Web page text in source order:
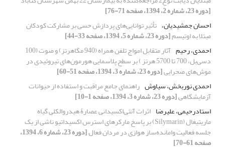
[دوره 23، شماره 2، 1394، صفحه 71-76]
احسان جمشیدیان، تأثیر توانایی‌های پردازش حسی بر مشارکت کودکان
مبتلا به اوتیسم[دوره 23، شماره 5، 1394، صفحه 33-44]
احمدی، رحیم
آثار متقابل امواج تلفن همراه (940 مگاهرتز) و صوت (100
دسی‌بل، 700 تا 5700 هرتز ) بر سطح پلاسمایی هورمون‌های تیروئیدی در
موش‌های صحرایی[دوره 23، شماره 3، 1394، صفحه 51-60]
احمدی نوربخش، سیاوش راهنمای جامع مراقبت و استفاده از حیوانات
آزمایشگاهی[دوره 23، شماره 3، 1394، صفحه 1-10]
استادرحیمی، علیرضا اثرات آنتی‌اکسیدانی عصارۀ هیدروالکلی گیاه
ماریتیغال (Silymarin) بر پاسخ مارکرهای استرس اکسیداتیو ناشی از یک
جلسه فعالیت وامانده‌ساز هوازی در مردان فعال [دوره 23، شماره 6، 1394،
صفحه 61-70]